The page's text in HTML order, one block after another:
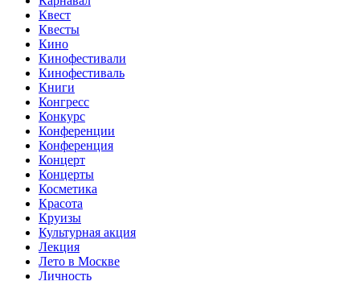
Квест
Квесты
Кино
Кинофестивали
Кинофестиваль
Книги
Конгресс
Конкурс
Конференции
Конференция
Концерт
Концерты
Косметика
Красота
Круизы
Культурная акция
Лекция
Лето в Москве
Личность